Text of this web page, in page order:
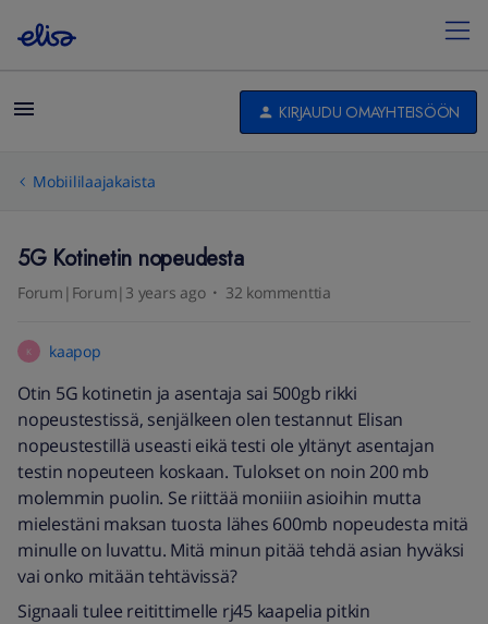
KIRJAUDU OMAYHTEISÖÖN
Mobiililaajakaista
5G Kotinetin nopeudesta
Forum|Forum|3 years ago 32 kommenttia
K kaapop
Otin 5G kotinetin ja asentaja sai 500gb rikki
nopeustestissä, senjälkeen olen testannut Elisan
nopeustestillä useasti eikä testi ole yltänyt asentajan
testin nopeuteen koskaan. Tulokset on noin 200 mb
molemmin puolin. Se riittää moniiin asioihin mutta
mielestäni maksan tuosta lähes 600mb nopeudesta mitä
minulle on luvattu. Mitä minun pitää tehdä asian hyväksi
vai onko mitään tehtävissä?
Signaali tulee reitittimelle rj45 kaapelia pitkin